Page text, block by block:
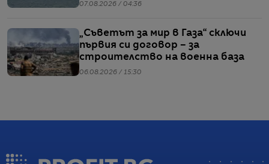
07.08.2026 / 04:36
„Съветът за мир в Газа“ сключи
първия си договор – за
строителство на военна база
06.08.2026 / 15:30